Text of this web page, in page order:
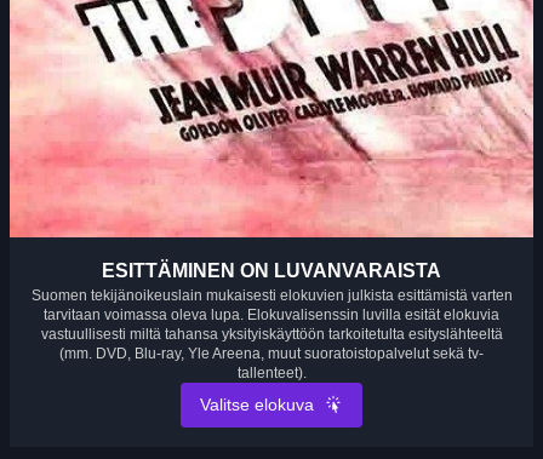
ESITTÄMINEN ON LUVANVARAISTA
Suomen tekijänoikeuslain mukaisesti elokuvien julkista esittämistä varten
tarvitaan voimassa oleva lupa. Elokuvalisenssin luvilla esität elokuvia
vastuullisesti miltä tahansa yksityiskäyttöön tarkoitetulta esityslähteeltä
(mm. DVD, Blu-ray, Yle Areena, muut suoratoistopalvelut sekä tv-
tallenteet).
Valitse elokuva